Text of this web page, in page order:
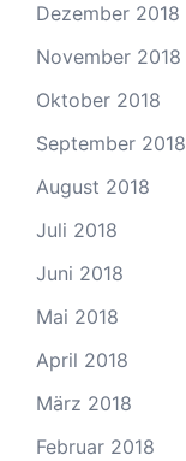
Dezember 2018
November 2018
Oktober 2018
September 2018
August 2018
Juli 2018
Juni 2018
Mai 2018
April 2018
März 2018
Februar 2018